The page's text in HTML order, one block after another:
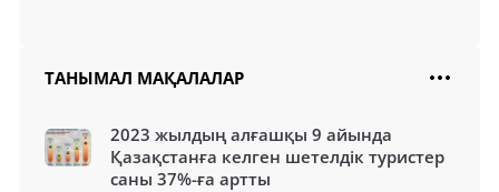
ТАНЫМАЛ МАҚАЛАЛАР
2023 жылдың алғашқы 9 айында
Қазақстанға келген шетелдік туристер
саны 37%-ға артты